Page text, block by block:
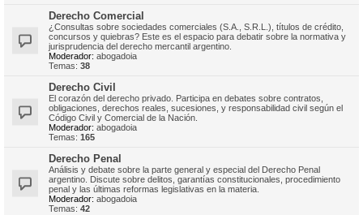
Derecho Comercial
¿Consultas sobre sociedades comerciales (S.A., S.R.L.), títulos de crédito,
concursos y quiebras? Este es el espacio para debatir sobre la normativa y
jurisprudencia del derecho mercantil argentino.
Moderador: abogadoia
Temas: 38
Derecho Civil
El corazón del derecho privado. Participa en debates sobre contratos,
obligaciones, derechos reales, sucesiones, y responsabilidad civil según el
Código Civil y Comercial de la Nación.
Moderador: abogadoia
Temas: 165
Derecho Penal
Análisis y debate sobre la parte general y especial del Derecho Penal
argentino. Discute sobre delitos, garantías constitucionales, procedimiento
penal y las últimas reformas legislativas en la materia.
Moderador: abogadoia
Temas: 42